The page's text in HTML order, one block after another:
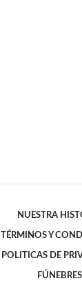
NUESTRA
TÉRMINOS Y
POLITICAS DE
FÚNEBRES